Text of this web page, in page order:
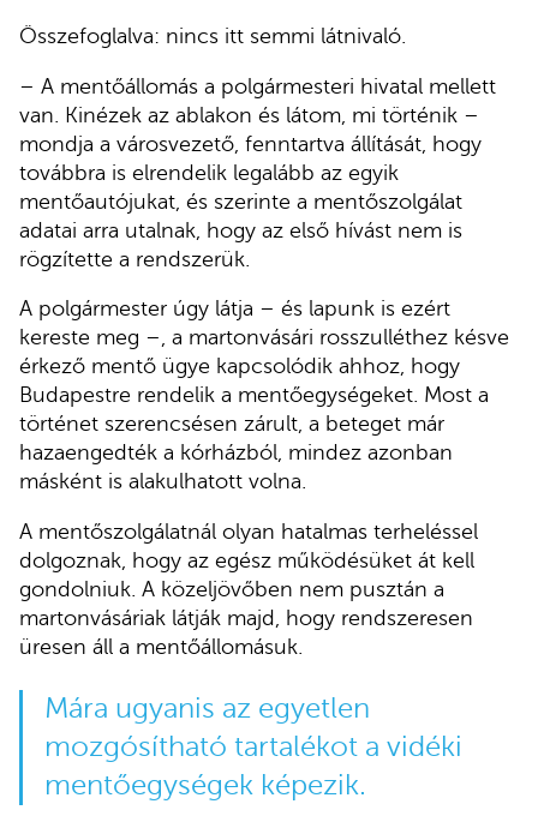
Összefoglalva: nincs itt semmi látnivaló.
– A mentőállomás a polgármesteri hivatal mellett
van. Kinézek az ablakon és látom, mi történik –
mondja a városvezető, fenntartva állítását, hogy
továbbra is elrendelik legalább az egyik
mentőautójukat, és szerinte a mentőszolgálat
adatai arra utalnak, hogy az első hívást nem is
rögzítette a rendszerük.
A polgármester úgy látja – és lapunk is ezért
kereste meg –, a martonvásári rosszulléthez késve
érkező mentő ügye kapcsolódik ahhoz, hogy
Budapestre rendelik a mentőegységeket. Most a
történet szerencsésen zárult, a beteget már
hazaengedték a kórházból, mindez azonban
másként is alakulhatott volna.
A mentőszolgálatnál olyan hatalmas terheléssel
dolgoznak, hogy az egész működésüket át kell
gondolniuk. A közeljövőben nem pusztán a
martonvásáriak látják majd, hogy rendszeresen
üresen áll a mentőállomásuk.
Mára ugyanis az egyetlen
mozgósítható tartalékot a vidéki
mentőegységek képezik.